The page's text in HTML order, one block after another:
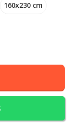
160x230 cm